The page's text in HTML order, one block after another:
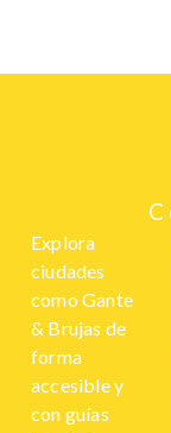
Explora
ciudades
como Gante
& Brujas de
forma
accesible y
con guías